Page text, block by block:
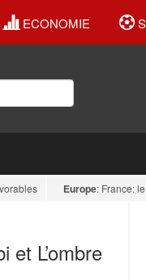
ECONOMIE
Europe: France: le
L’ombre